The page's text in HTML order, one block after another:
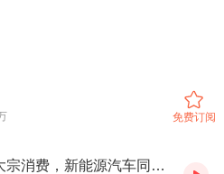
为人类肢体的延伸，人们通过
，在“猫狗拼”购物，在“抖快腾
出行……互联网如今渗透到我们
技术革命之势赋能几乎所有垂
免费订阅
一季度增长稳主要体现在大宗消费，新能源汽车同比增长31.8%